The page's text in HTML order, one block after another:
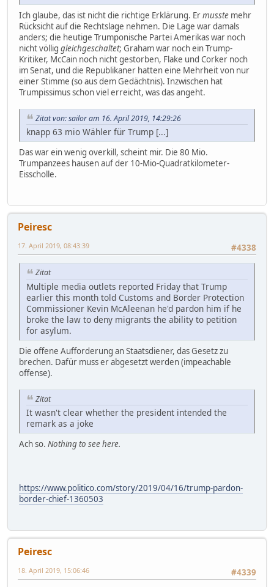
Ich glaube, das ist nicht die richtige Erklärung. Ermusste mehr
Rücksicht auf die Rechtslage nehmen. Die Lage war damals
anders; die heutige Trumponische Partei Amerikas war noch
nicht völlig gleichgeschaltet; Graham war noch ein Trump-
Kritiker, McCain noch nicht gestorben, Flake und Corker noch
im Senat, und die Republikaner hatten eine Mehrheit von nur
einer Stimme (so aus dem Gedächtnis). Inzwischen hat
Trumpissimus schon viel erreicht, was das angeht.
Zitat von: sailor am 16. April 2019, 14:29:26
knapp 63 mio Wähler für Trump [...]
Das war ein wenig overkill, scheint mir. Die 80 Mio.
Trumpanzees hausen auf der 10-Mio-Quadratkilometer-
Eisscholle.
Peiresc
#4338
17. April 2019, 08:43:39
Zitat
Multiple media outlets reported Friday that Trump
earlier this month told Customs and Border Protection
Commissioner Kevin McAleenan he'd pardon him if he
broke the law to deny migrants the ability to petition
for asylum.
Die offene Aufforderung an Staatsdiener, das Gesetz zu
brechen. Dafür muss er abgesetzt werden (impeachable
offense).
Zitat
It wasn't clear whether the president intended the
remark as a joke
Ach so. Nothing to see here.
https://www.politico.com/story/2019/04/16/trump-pardon-
border-chief-1360503
Peiresc
#4339
18. April 2019, 15:06:46